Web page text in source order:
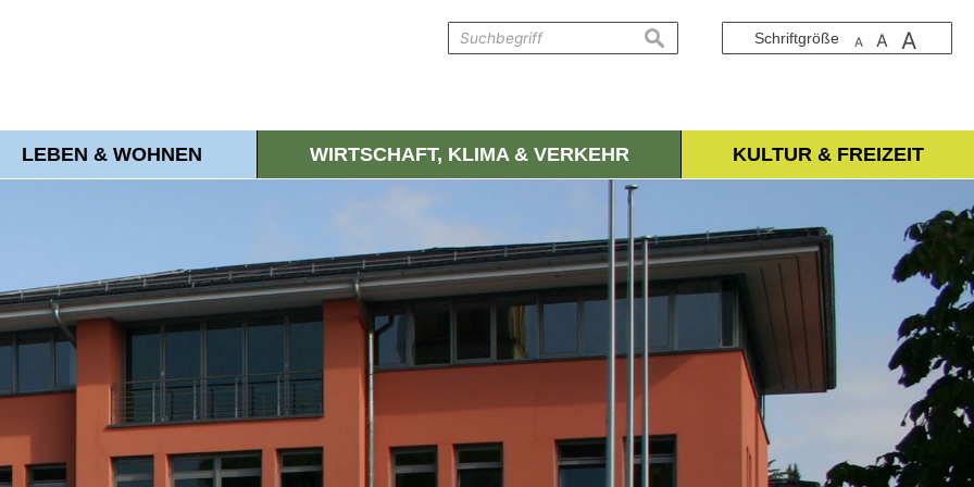
Schriftgröße A A A
suchen
LEBEN & WOHNEN WIRTSCHAFT, KLIMA & VERKEHR KULTUR & FREIZEIT